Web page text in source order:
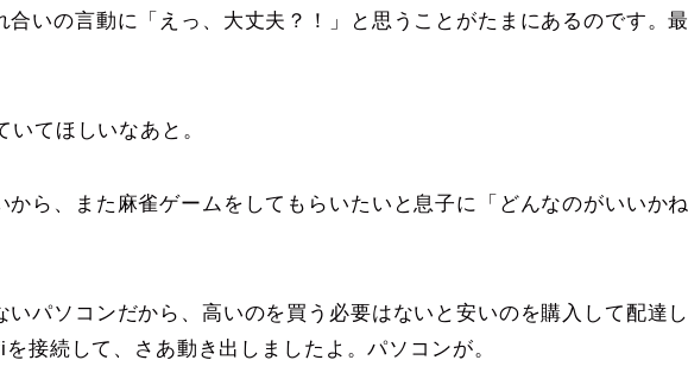
いの言動に「えっ、大丈夫？！」と思うことがたまにあるのです。最
てほしいなあと。
ら、また麻雀ゲームをしてもらいたいと息子に「どんなのがいいかね
パソコンだから、高いのを買う必要はないと安いのを購入して配達し
接続して、さあ動き出しましたよ。パソコンが。